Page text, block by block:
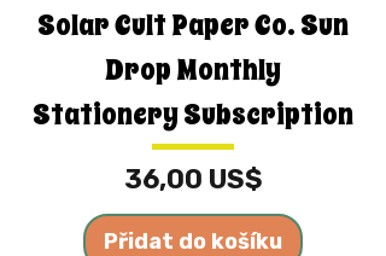
Solar Cult Paper Co. Sun
Drop Monthly
Stationery Subscription
Cena
36,00 US$
Přidat do košíku